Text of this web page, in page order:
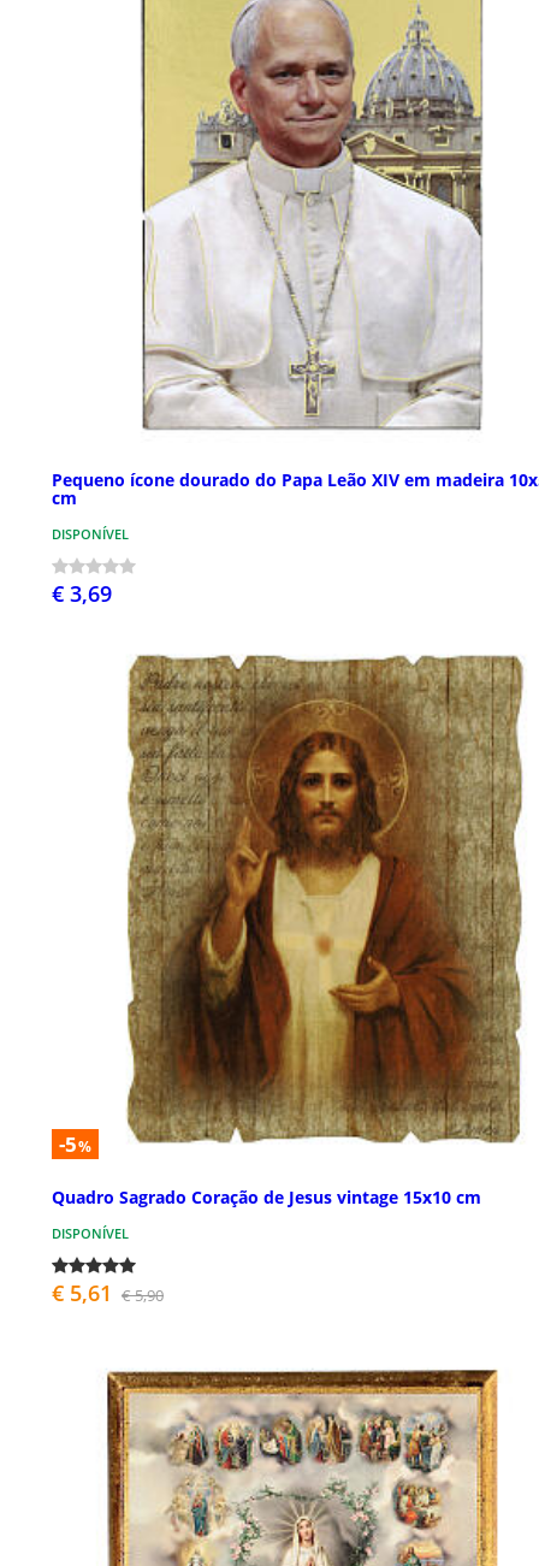
Pequeno ícone dourado do Papa Leão XIV em madeira
cm
DISPONÍVEL
€ 3,69
-5%
Quadro Sagrado Coração de Jesus vintage 15x10 cm
DISPONÍVEL
€ 5,61 € 5,90